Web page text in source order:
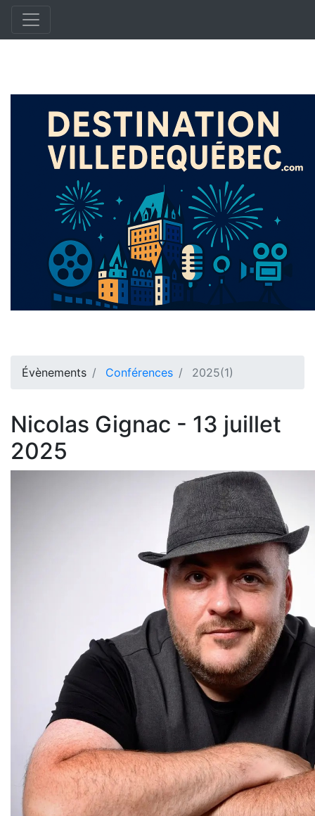
Évènements Conférences 2025(1)
Nicolas Gignac - 13 juillet
2025